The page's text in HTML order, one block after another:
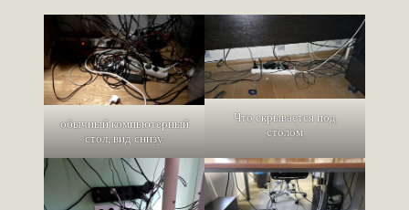
обычный компьютерный
стол, вид снизу
Что скрывается под
столом